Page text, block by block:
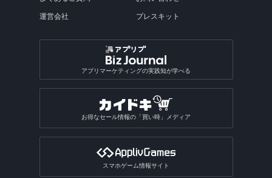
運営会社 プレスキット
アプリマーケティングの実践知が学べる
お得なセール情報の「買い時」メディア
スマホゲーム情報サイト